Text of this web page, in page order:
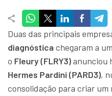
Duas das principais
diagnóstica chegaram a
o Fleury (FLRY3)anunciou
Hermes Pardini (PARD3),
consolidação para criar um